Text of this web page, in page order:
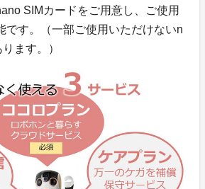
SIMカードをご用意し、ご使用
です。（一部ご使用いただけないn
ます。）